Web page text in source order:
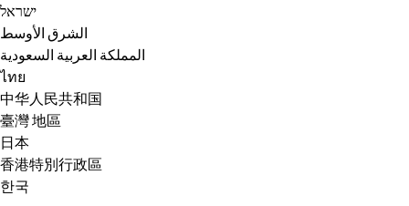
ישראל
الشرق الأوسط
المملكة العربية السعودية
ไทย
中华人民共和国
臺灣 地區
日本
香港特別行政區
한국